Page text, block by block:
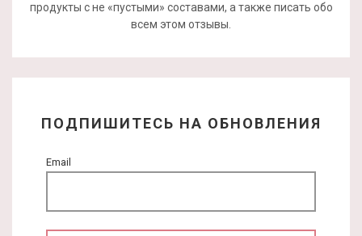
продукты с не «пустыми» составами, а также писать обо
всем этом отзывы.
ПОДПИШИТЕСЬ НА ОБНОВЛЕНИЯ
Email